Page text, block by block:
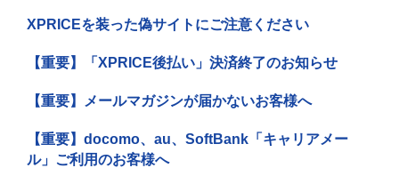
XPRICEを装った偽サイトにご注意ください
【重要】「XPRICE後払い」決済終了のお知らせ
【重要】メールマガジンが届かないお客様へ
【重要】docomo、au、SoftBank「キャリアメー
ル」ご利用のお客様へ